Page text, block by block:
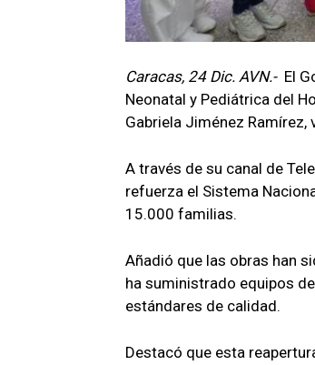
Caracas, 24 Dic. AVN.- El
Neonatal y Pediátrica del
Gabriela Jiménez
A través de su canal de
refuerza el Sistema
15.000 familias.
Añadió que las obras han
ha suministrado equipos
estándares de calidad.
Destacó que esta